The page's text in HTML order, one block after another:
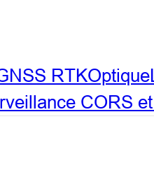
RTKOptique
CORS